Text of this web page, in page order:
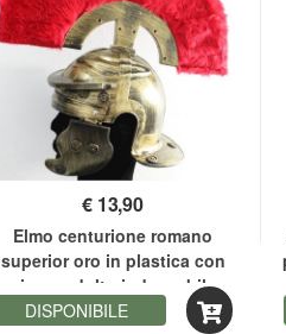
€ 13,90
Elmo centurione romano
superior oro in plastica con
piume adulto indossabile
DISPONIBILE